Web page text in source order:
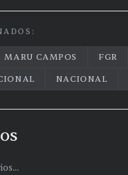
MARU CAMPOS FGR
NACIONAL